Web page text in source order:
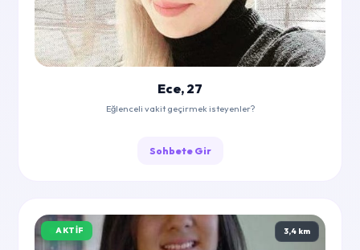
Ece, 27
Eğlenceli vakit geçirmek isteyenler?
Sohbete Gir
AKTIF 3,4 km